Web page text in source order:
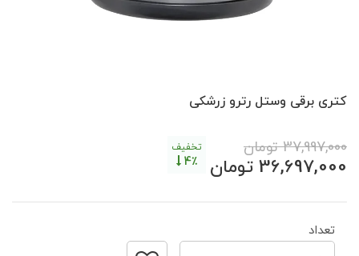
کتری برقی وستل رترو زرشکی
37,997,000 تومان
36,697,000 تومان
تخفیف
4٪
تعداد